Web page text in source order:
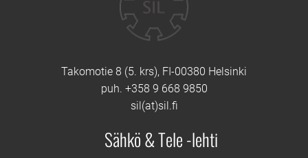
Takomotie 8 (5. krs), FI-00380 Helsinki
puh. +358 9 668 9850
sil(at)sil.fi
Sähkö & Tele -lehti